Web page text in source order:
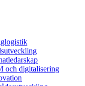
och digitalisering